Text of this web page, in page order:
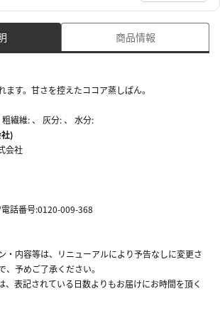
商品情報
ます。甘さを控えたココア蒸しぱん。
繊維: 、 灰分: 、 水分:
)
会社
話番号:0120-009-368
・内容等は、リニューアルにより予告なしに変更さ
予めご了承ください。
表記されている日数よりもお届けにお時間を頂く